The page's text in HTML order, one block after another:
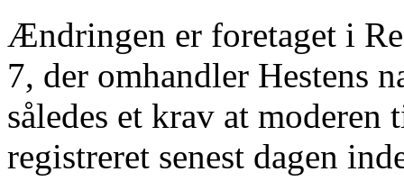
Ændringen er foretaget i
7, der omhandler Hestens
således et krav at
registreret senest dagen